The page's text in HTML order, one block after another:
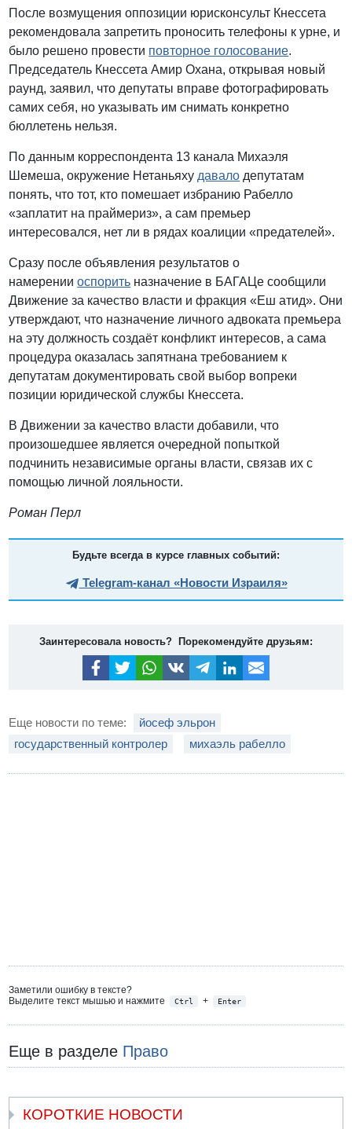
После возмущения оппозиции юрисконсульт Кнессета
рекомендовала запретить проносить телефоны к урне, и
было решено провести повторное голосование.
Председатель Кнессета Амир Охана, открывая новый
раунд, заявил, что депутаты вправе фотографировать
самих себя, но указывать им снимать конкретно
бюллетень нельзя.
По данным корреспондента 13 канала Михаэля
Шемеша, окружение Нетаньяху давало депутатам
понять, что тот, кто помешает избранию Рабелло
«заплатит на праймериз», а сам премьер
интересовался, нет ли в рядах коалиции «предателей».
Сразу после объявления результатов о
намеренииоспорить назначение в БАГАЦе сообщили
Движение за качество власти и фракция «Еш атид». Они
утверждают, что назначение личного адвоката премьера
на эту должность создаёт конфликт интересов, а сама
процедура оказалась запятнана требованием к
депутатам документировать свой выбор вопреки
позиции юридической службы Кнессета.
В Движении за качество власти добавили, что
произошедшее является очередной попыткой
подчинить независимые органы власти, связав их с
помощью личной лояльности.
Роман Перл
Будьте всегда в курсе главных событий:
Telegram-канал «Новости Израиля»
Заинтересовала новость? Порекомендуйте друзьям:
Еще новости по теме:
йосеф эльрон
государственный контролер
михаэль рабелло
Заметили ошибку в тексте?
Выделите текст мышью и нажмите
Ctrl + Enter
Еще в разделе Право
КОРОТКИЕ НОВОСТИ